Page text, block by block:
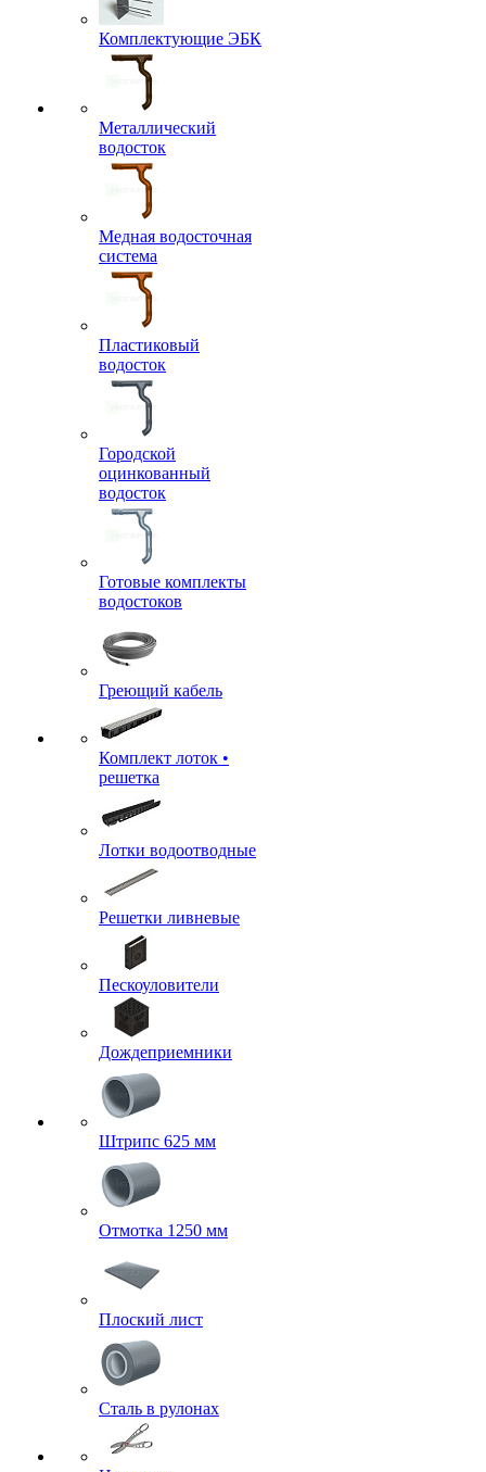
Комплектующие ЭБК
Металлический
водосток
Медная водосточная
система
Пластиковый
водосток
Городской
оцинкованный
водосток
Готовые комплекты
водостоков
Греющий кабель
Комплект лоток •
решетка
Лотки водоотводные
Решетки ливневые
Пескоуловители
Дождеприемники
Штрипс 625 мм
Отмотка 1250 мм
Плоский лист
Сталь в рулонах